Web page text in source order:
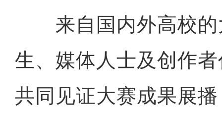
来自国内外高校的
生、媒体人士及创作
共同见证大赛成果展